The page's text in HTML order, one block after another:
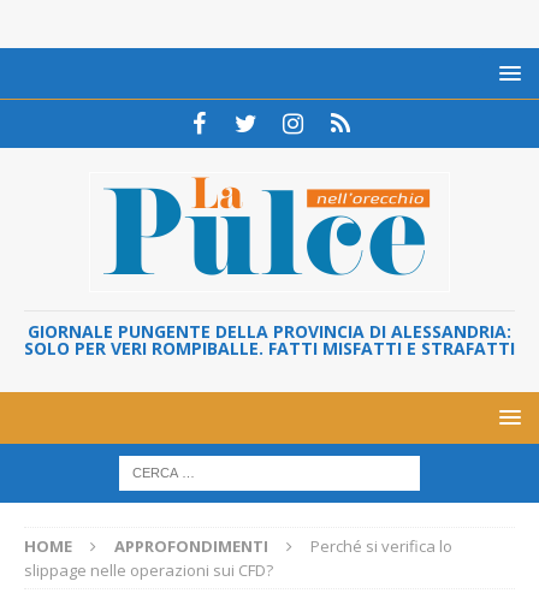
GIORNALE PUNGENTE DELLA PROVINCIA DI ALESSANDRIA:
SOLO PER VERI ROMPIBALLE. FATTI MISFATTI E STRAFATTI
HOME APPROFONDIMENTI
Perché si verifica lo
slippage nelle operazioni sui CFD?